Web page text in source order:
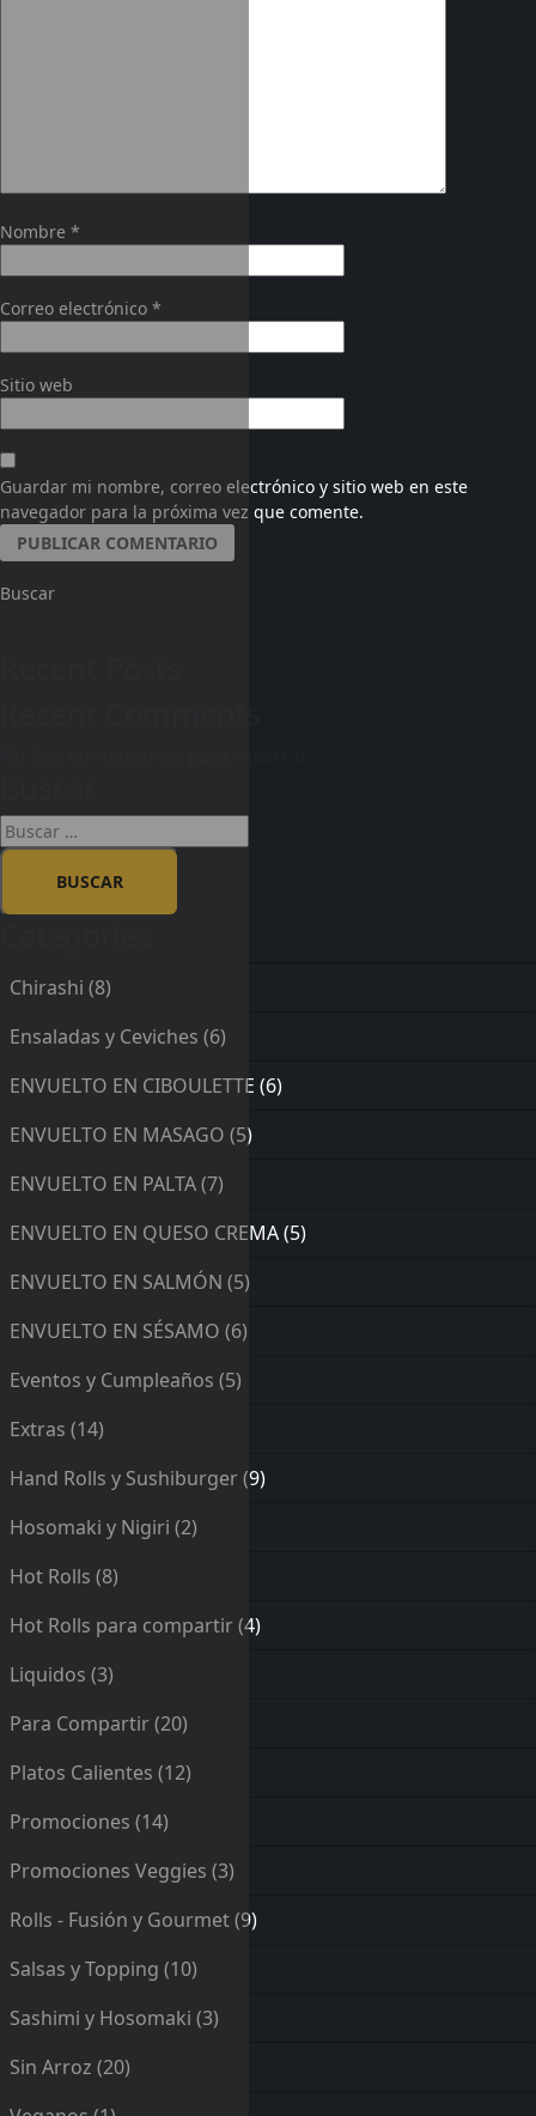
Nombre *
Correo electrónico *
Sitio web
Guardar mi nombre, correo electrónico y sitio web en este
navegador para la próxima vez que comente.
Buscar
Chirashi (8)
Ensaladas y Ceviches (6)
ENVUELTO EN CIBOULETTE (6)
ENVUELTO EN MASAGO (5)
ENVUELTO EN PALTA(7)
ENVUELTO EN QUESO CREMA(5)
ENVUELTO EN SALMÓN (5)
ENVUELTO EN SÉSAMO (6)
Eventos y Cumpleaños (5)
Extras (14)
Hand Rolls y Sushiburger(9)
Hosomaki y Nigiri (2)
Hot Rolls (8)
Hot Rolls para compartir(4)
Liquidos (3)
Para Compartir(20)
Platos Calientes (12)
Promociones (14)
Promociones Veggies (3)
Rolls - Fusión y Gourmet(9)
Salsas y Topping (10)
Sashimi y Hosomaki (3)
Sin Arroz (20)